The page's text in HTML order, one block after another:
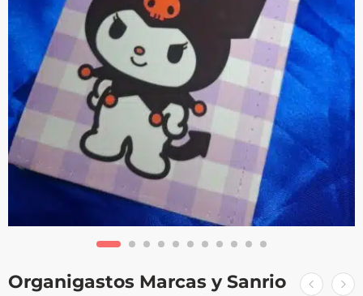
Organigastos Marcas y Sanrio